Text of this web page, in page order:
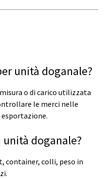
unità doganale?
o di carico utilizzata
le merci nelle
doganale?
container, colli, peso in